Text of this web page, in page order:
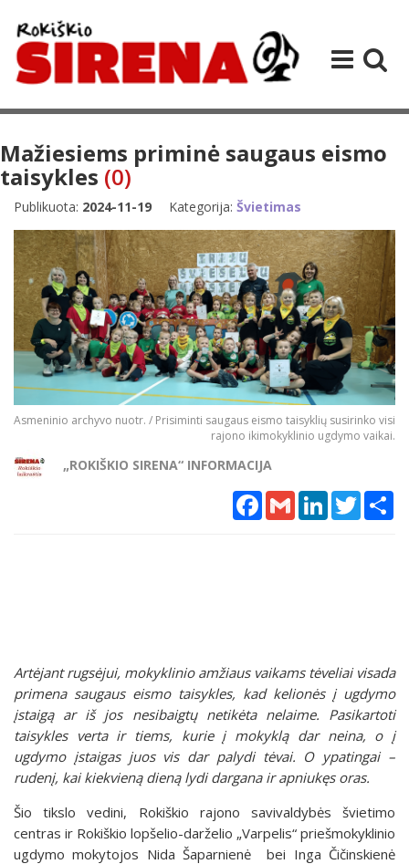
Mažiesiems priminė saugaus eismo
taisykles (0)
Publikuota: 2024-11-19 Kategorija: Švietimas
Asmeninio archyvo nuotr. / Prisiminti saugaus eismo taisyklių susirinko visi
rajono ikimokyklinio ugdymo vaikai.
„ROKIŠKIO SIRENA“ INFORMACIJA
Facebook
Gmail LinkedInTwitter
Artėjant rugsėjui, mokyklinio amžiaus vaikams tėveliai visada
primena saugaus eismo taisykles, kad kelionės į ugdymo
įstaigą ar iš jos nesibaigtų netikėta nelaime. Pasikartoti
taisykles verta ir tiems, kurie į mokyklą dar neina, o į
ugdymo įstaigas juos vis dar palydi tėvai. O ypatingai –
rudenį, kai kiekvieną dieną lydi dargana ir apniukęs oras.
Šio tikslo vedini, Rokiškio rajono savivaldybės švietimo
centras ir Rokiškio lopšelio-darželio „Varpelis“ priešmokyklinio
ugdymo mokytojos Nida Šaparnienė bei Inga Čičinskienė